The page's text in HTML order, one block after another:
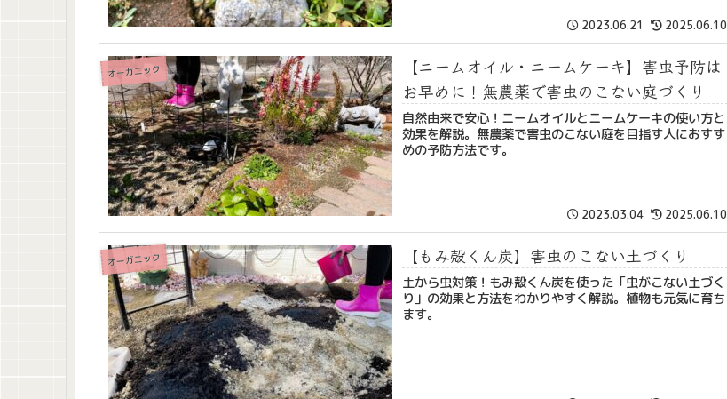
2023.06.21 2025.06.10
オーガニック
【ニームオイル・ニームケーキ】害虫予防は
お早めに！無農薬で害虫のこない庭づくり
自然由来で安心！ニームオイルとニームケーキの使い方と
効果を解説。無農薬で害虫のこない庭を目指す人におすす
めの予防方法です。
2023.03.04 2025.06.10
オーガニック 【もみ殻くん炭】害虫のこない土づくり
土から虫対策！もみ殻くん炭を使った「虫がこない土づく
り」の効果と方法をわかりやすく解説。植物も元気に育ち
ます。